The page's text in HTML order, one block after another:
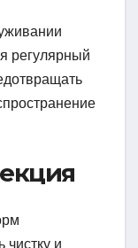
регулярный
чистку и